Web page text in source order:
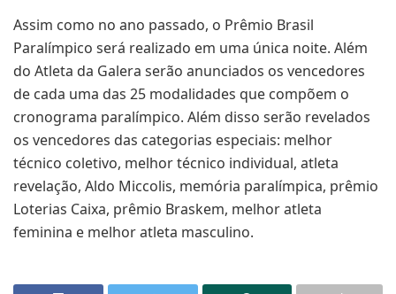
Assim como no ano passado, o Prêmio Brasil
Paralímpico será realizado em uma única noite. Além
do Atleta da Galera serão anunciados os vencedores
de cada uma das 25 modalidades que compõem o
cronograma paralímpico. Além disso serão revelados
os vencedores das categorias especiais: melhor
técnico coletivo, melhor técnico individual, atleta
revelação, Aldo Miccolis, memória paralímpica, prêmio
Loterias Caixa, prêmio Braskem, melhor atleta
feminina e melhor atleta masculino.